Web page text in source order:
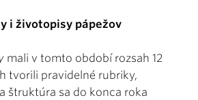
i životopisy pápežov
mali v tomto období rozsah 12
tvorili pravidelné rubriky,
štruktúra sa do konca roka